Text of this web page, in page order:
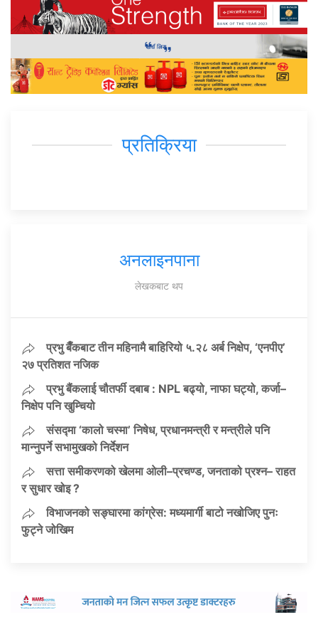
प्रतिक्रिया
अनलाइनपाना
लेखकबाट थप
प्रभु बैँकबाट तीन महिनामै बाहिरियो ५.२८ अर्ब निक्षेप, ‘एनपीए’
२७ प्रतिशत नजिक
प्रभु बैंकलाई चौतर्फी दबाब : NPL बढ्यो, नाफा घट्यो, कर्जा–
निक्षेप पनि खुम्चियो
संसद्मा ‘कालो चस्मा’ निषेध, प्रधानमन्त्री र मन्त्रीले पनि
मान्नुपर्ने सभामुखको निर्देशन
सत्ता समीकरणको खेलमा ओली–प्रचण्ड, जनताको प्रश्न– राहत
र सुधार खोइ ?
विभाजनको सङ्घारमा कांग्रेस: मध्यमार्गी बाटो नखोजिए पुनः
फुट्ने जोखिम